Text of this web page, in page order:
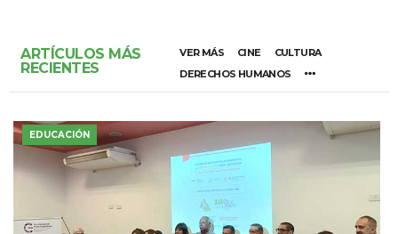
ARTÍCULOS MÁS
RECIENTES
VER MÁS CINE
CULTURA
DERECHOS HUMANOS
EDUCACIÓN